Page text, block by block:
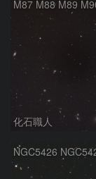
化石職人